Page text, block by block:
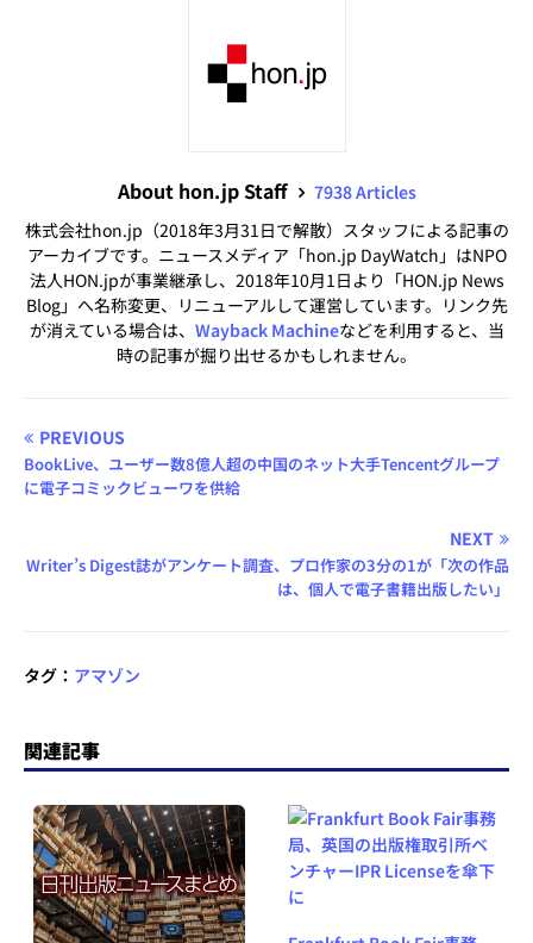
About hon.jp Staff
7938 Articles
株式会社hon.jp（2018年3月31日で解散）スタッフによる記事の
アーカイブです。ニュースメディア「hon.jp DayWatch」はNPO
法人HON.jpが事業継承し、2018年10月1日より「HON.jp News
Blog」へ名称変更、リニューアルして運営しています。リンク先
が消えている場合は、 Wayback Machineなどを利用すると、当
時の記事が掘り出せるかもしれません。
PREVIOUS
BookLive、ユーザー数8億人超の中国のネット大手Tencentグループ
に電子コミックビューワを供給
NEXT
Writer’s Digest誌がアンケート調査、プロ作家の3分の1が「次の作品
は、個人で電子書籍出版したい」
タグ： アマゾン
関連記事